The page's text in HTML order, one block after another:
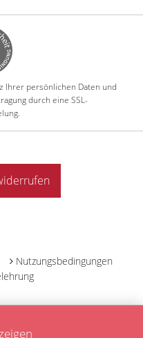
Ihrer persönlichen Daten und
durch eine SSL-
Nutzungsbedingungen